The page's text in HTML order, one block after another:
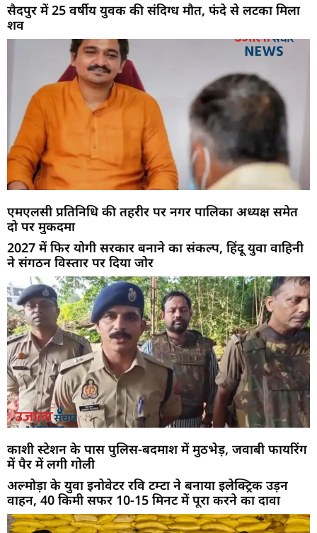
सैदपुर में 25 वर्षीय युवक की संदिग्ध मौत, फंदे से लटका मिला
शव
एमएलसी प्रतिनिधि की तहरीर पर नगर पालिका अध्यक्ष समेत
दो पर मुकदमा
2027 में फिर योगी सरकार बनाने का संकल्प, हिंदू युवा वाहिनी
ने संगठन विस्तार पर दिया जोर
काशी स्टेशन के पास पुलिस-बदमाश में मुठभेड़, जवाबी फायरिंग
में पैर में लगी गोली
अल्मोड़ा के युवा इनोवेटर रवि टम्टा ने बनाया इलेक्ट्रिक उड़न
वाहन, 40 किमी सफर 10-15 मिनट में पूरा करने का दावा